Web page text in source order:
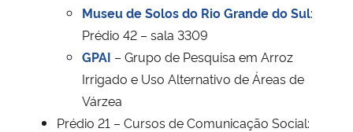
Museu de Solos do Rio Grande do Sul:
Prédio 42 – sala 3309
GPAI – Grupo de Pesquisa em Arroz
Irrigado e Uso Alternativo de Áreas de
Várzea
Prédio 21 – Cursos de Comunicação Social: